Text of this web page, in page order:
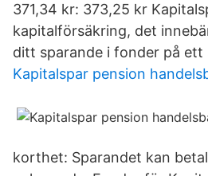
371,34 kr: 373,25 kr
kapitalförsäkring, det
ditt sparande i fonder på ett
Kapitalspar pension
korthet: Sparandet kan